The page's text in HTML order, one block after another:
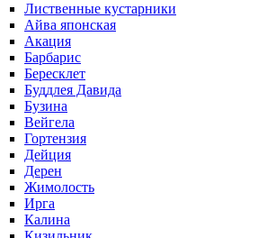
Лиственные кустарники
Айва японская
Акация
Барбарис
Бересклет
Буддлея Давида
Бузина
Вейгела
Гортензия
Дейция
Дерен
Жимолость
Ирга
Калина